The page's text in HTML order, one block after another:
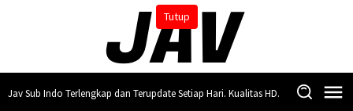
Tutup
Jav Sub Indo Terlengkap dan Terupdate Setiap Hari. Kualitas HD.